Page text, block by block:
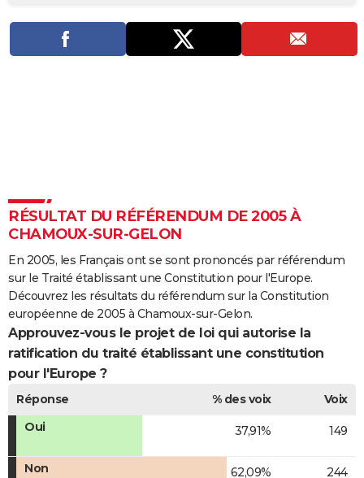
PHOTO
GUIDES D'ACHAT
COPAINS D'AVANT
FORUM
Bricolage
Lifestyle
Culture
Sport
Auto
Television
Voyage
Cinema
RÉSULTAT DU RÉFÉRENDUM DE 2005 À
CHAMOUX-SUR-GELON
En 2005, les Français ont se sont prononcés par référendum
sur le Traité établissant une Constitution pour l'Europe.
Découvrez les résultats du référendum sur la Constitution
européenne de 2005 à Chamoux-sur-Gelon.
Approuvez-vous le projet de loi qui autorise la
ratification du traité établissant une constitution
pour l'Europe ?
Réponse % des voix
Voix
Oui
37,91% 149
Non 62,09% 244